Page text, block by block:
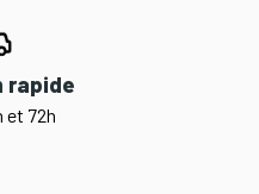
rapide
et 72h